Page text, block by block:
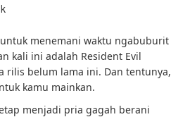
menemani waktu ngabuburit
kali ini adalah Resident Evil
rilis belum lama ini. Dan tentunya,
kamu mainkan.
menjadi pria gagah berani